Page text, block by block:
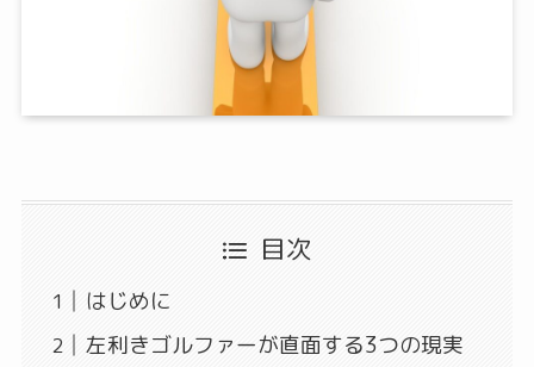
目次
はじめに
左利きゴルファーが直面する3つの現実